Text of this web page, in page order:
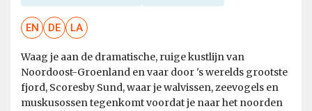
EN DE LA
Waag je aan de dramatische, ruige kustlijn van
Noordoost-Groenland en vaar door 's werelds grootste
fjord, Scoresby Sund, waar je walvissen, zeevogels en
muskusossen tegenkomt voordat je naar het noorden